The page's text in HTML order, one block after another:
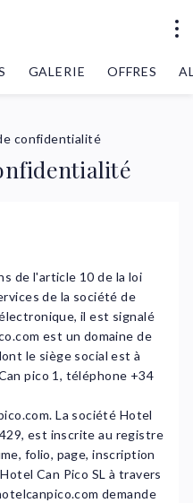
GALERIE OFFRES
confidentialité
de l'article 10 de la loi
de la société de
il est signalé
est un domaine de
le siège social est à
pico 1, téléphone +34
La société Hotel
est inscrite au registre
folio, page, inscription
Can Pico SL à travers
demande